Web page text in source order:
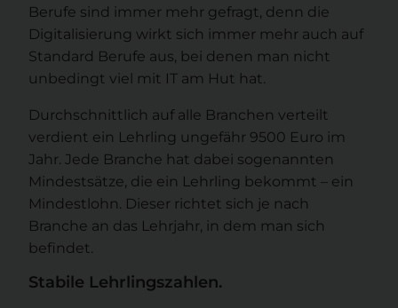
Berufe sind immer mehr gefragt, denn die
Digitalisierung wirkt sich immer mehr auch auf
Standard Berufe aus, bei denen man nicht
unbedingt viel mit IT am Hut hat.
Durchschnittlich auf alle Branchen verteilt
verdient ein Lehrling ungefähr 9500 Euro im
Jahr. Jede Branche hat dabei sogenannten
Mindestsätze, die ein Lehrling bekommt – ein
Mindestlohn. Dieser richtet sich je nach
Branche an das Lehrjahr, in dem man sich
befindet.
Stabile Lehrlingszahlen.